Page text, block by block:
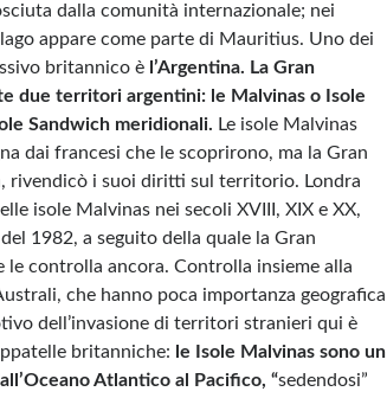
dalla comunità internazionale; nei
appare come parte di Mauritius. Uno dei
britannico è l’Argentina. La Gran
due territori argentini: le Malvinas o Isole
Sandwich meridionali. Le isole Malvinas
dai francesi che le scoprirono, ma la Gran
rivendicò i suoi diritti sul territorio. Londra
isole Malvinas nei secoli XVIII, XIX e XX,
1982, a seguito della quale la Gran
le controlla ancora. Controlla insieme alla
che hanno poca importanza geografica
dell’invasione di territori stranieri qui è
britanniche: le Isole Malvinas sono un
Atlantico al Pacifico, “sedendosi”